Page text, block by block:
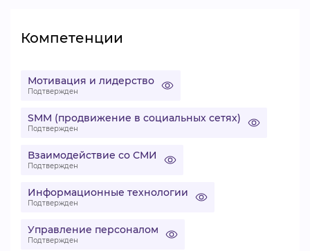
Компетенции
Мотивация и лидерство
Подтвержден
SMM (продвижение в социальных сетях)
Подтвержден
Взаимодействие со СМИ
Подтвержден
Информационные технологии
Подтвержден
Управление персоналом
Подтвержден